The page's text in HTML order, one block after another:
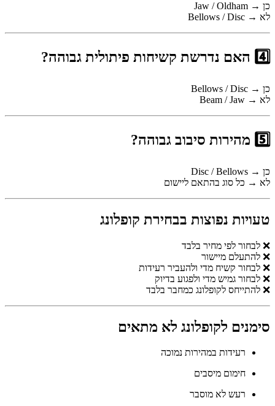
כן → Jaw / Oldham
לא → Bellows / Disc
4️⃣ האם נדרשת קשיחות פיתולית גבוהה?
כן → Bellows / Disc
לא → Beam / Jaw
5️⃣ מהירות סיבוב גבוהה?
כן → Disc / Bellows
לא → כל סוג בהתאם ליישום
טעויות נפוצות בבחירת קופלונג
❌ לבחור לפי מחיר בלבד
❌ להתעלם מיישור
❌ לבחור קשיח מדי ולהעביר רעידות
❌ לבחור גמיש מדי ולפגוע בדיוק
❌ להתייחס לקופלונג כמחבר בלבד
סימנים לקופלונג לא מתאים
רעידות במהירות נמוכה
חימום מיסבים
רעש לא מוסבר